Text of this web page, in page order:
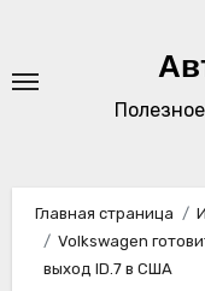
содержимому
Главная страница
Volkswagen
выход ID.7 в США